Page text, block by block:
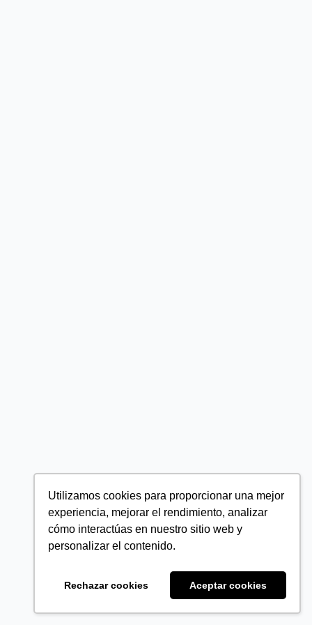
Utilizamos cookies para proporcionar una mejor
experiencia, mejorar el rendimiento, analizar
cómo interactúas en nuestro sitio web y
personalizar el contenido.
Rechazar cookies Aceptar cookies